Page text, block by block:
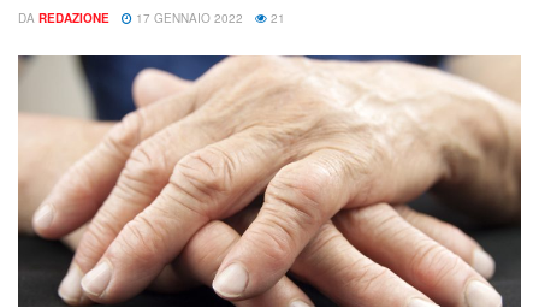
DA REDAZIONE 17 GENNAIO 2022 21